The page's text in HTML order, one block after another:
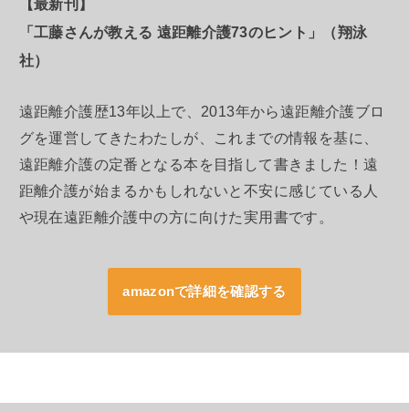
「工藤さんが教える 遠距離介護73のヒント」（翔泳
社）
遠距離介護歴13年以上で、2013年から遠距離介護ブロ
グを運営してきたわたしが、これまでの情報を基に、
遠距離介護の定番となる本を目指して書きました！遠
距離介護が始まるかもしれないと不安に感じている人
や現在遠距離介護中の方に向けた実用書です。
amazonで詳細を確認する